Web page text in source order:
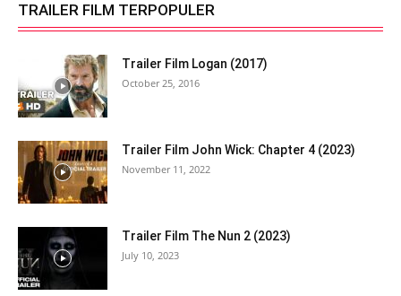
TRAILER FILM TERPOPULER
Trailer Film Logan (2017)
October 25, 2016
Trailer Film John Wick: Chapter 4 (2023)
November 11, 2022
Trailer Film The Nun 2 (2023)
July 10, 2023